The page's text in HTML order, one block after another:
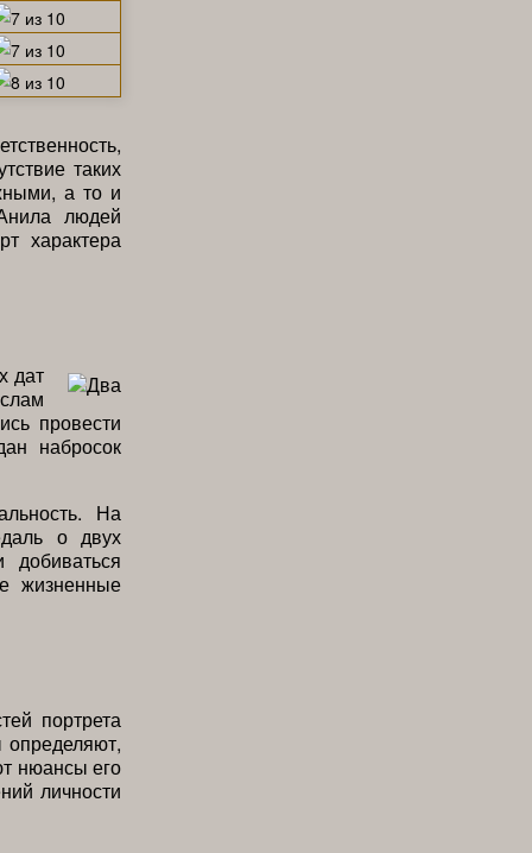
таких
а то и
людей
характера
дат
провести
набросок
На
о двух
жизненные
портрета
определяют,
нюансы его
личности